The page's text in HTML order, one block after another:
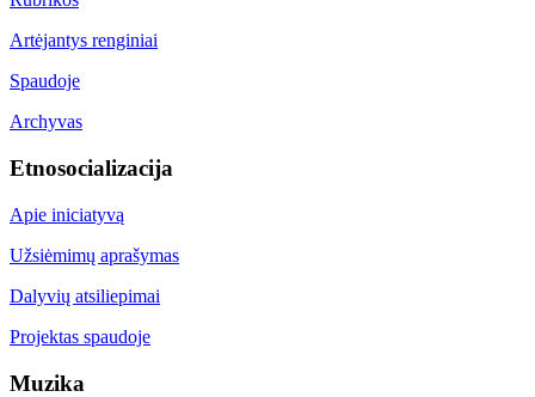
Artėjantys renginiai
Spaudoje
Archyvas
Etnosocializacija
Apie iniciatyvą
Užsiėmimų aprašymas
Dalyvių atsiliepimai
Projektas spaudoje
Muzika